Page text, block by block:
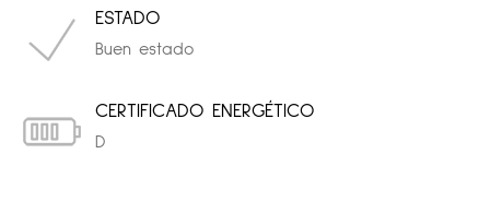
ESTADO
Buen estado
CERTIFICADO ENERGÉTICO
D